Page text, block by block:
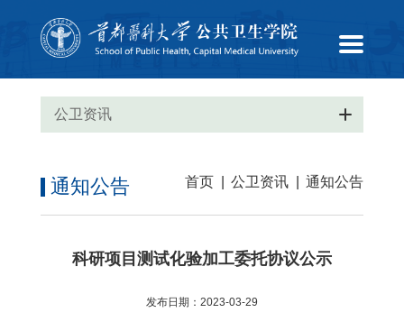
公卫资讯
首页 公卫资讯 通知公告
通知公告
科研项目测试化验加工委托协议公示
发布日期：2023-03-29